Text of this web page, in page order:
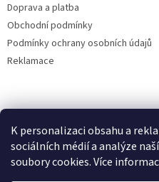
K personalizaci obsahu a
sociálních médií a analýze
soubory cookies. Více
Doprava a platba
Obchodní podmínky
Podmínky ochrany osobních údajů
Reklamace